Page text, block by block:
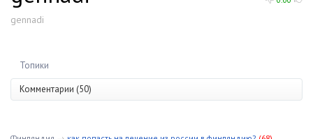
gennadi
Топики
Комментарии (50)